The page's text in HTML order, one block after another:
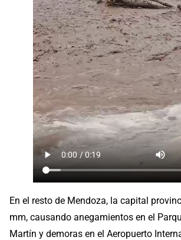
En el resto de Mendoza, la capital
mm, causando anegamientos en el
Martín y demoras en el Aeropuerto